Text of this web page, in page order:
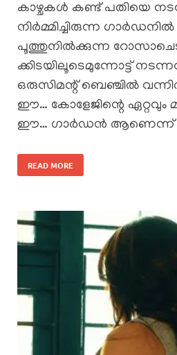
കാഴ്ചകൾ കണ്ട് പതിയെ
നിർമ്മിച്ചിരുന്ന
പൂത്തുനിൽക്കുന്ന
ക്കിടയിലൂടെമുന്നോട്ട്
ഒരുസിമന്റ് ബെഞ്ചിൽ
ഈ… കോളേജിന്റെ
ഈ… ഗാർഡൻ ആണെന്ന്
READ MORE